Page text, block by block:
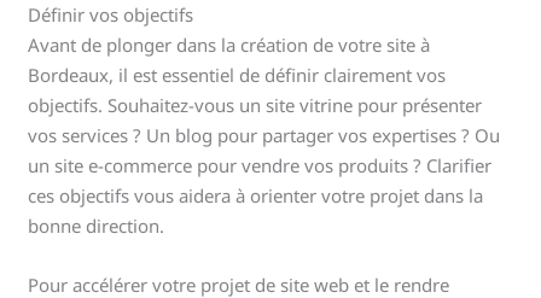
Définir vos objectifs
Avant de plonger dans la création de votre site à
Bordeaux, il est essentiel de définir clairement vos
objectifs. Souhaitez-vous un site vitrine pour présenter
vos services ? Un blog pour partager vos expertises ? Ou
un site e-commerce pour vendre vos produits ? Clarifier
ces objectifs vous aidera à orienter votre projet dans la
bonne direction.
Pour accélérer votre projet de site web et le rendre